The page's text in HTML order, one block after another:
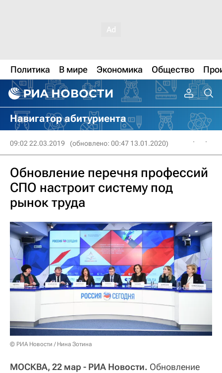
Политика В мире Экономика Общество
Навигатор абитуриента
09:02 22.03.2019 (обновлено: 00:47 13.01.2020)
Обновление перечня профессий
СПО настроит систему под
рынок труда
© РИА Новости / Нина Зотина
МОСКВА, 22 мар - РИА Новости. Обновление